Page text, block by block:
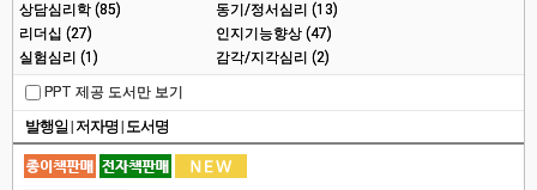
상담심리학 (85)
동기/정서심리 (13)
리더십 (27)
인지기능향상 (47)
실험심리 (1)
감각/지각심리 (2)
PPT 제공 도서만 보기
발행일 | 저자명 | 도서명